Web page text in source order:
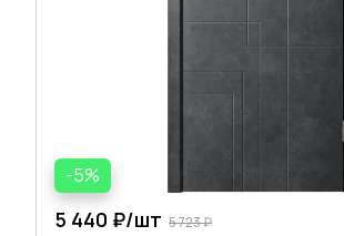
-5%
5 440 ₽/шт 5 723 ₽